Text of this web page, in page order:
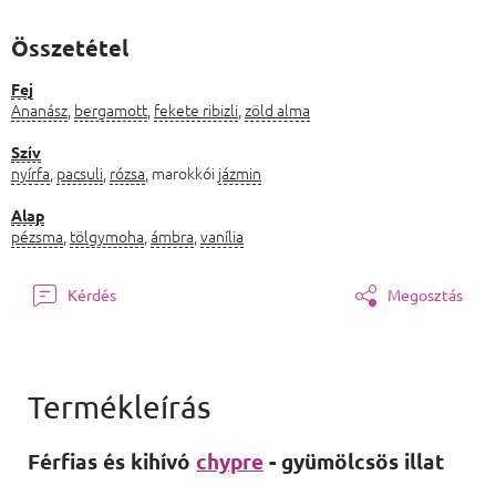
Összetétel
Fej
Ananász bergamott fekete ribizli zöld alma
Szív
nyírfa pacsuli rózsa , marokkói jázmin
Alap
pézsma tölgymoha ámbra vanília
Kérdés Megosztás
Férfias és kihívó chypre - gyümölcsös illat